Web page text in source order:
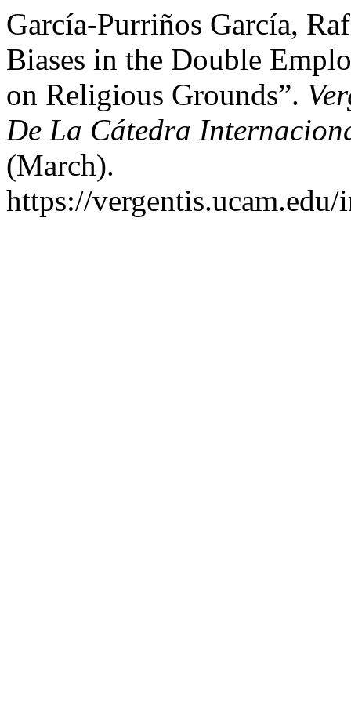
García-Purriños García,
Biases in the Double
on Religious Grounds”.
De La Cátedra
(March).
https://